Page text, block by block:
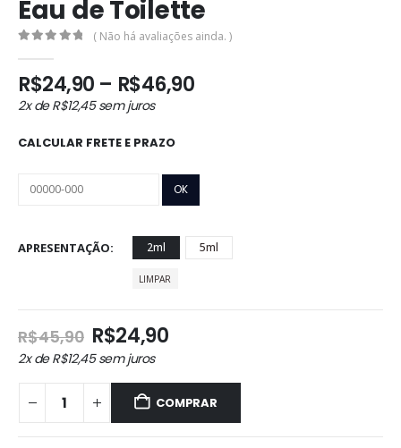
Eau de Toilette
( Não há avaliações ainda. )
R$24,90 – R$46,90Faixa
R$46,90
2x deR$12,45sem juros
CALCULAR FRETE E PRAZO
APRESENTAÇÃO 2ml 5ml
LIMPAR
R$45,90 O
preço
original
era:
R$45,90.
R$24,90O
é:
R$24,90.
2x deR$12,45sem juros
COMPRAR